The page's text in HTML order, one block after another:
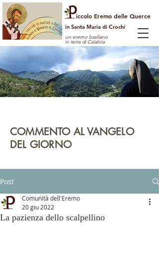
iccolo Eremo delle Querce
in Santa Maria di Crochi
un eremo basiliano
in terra di Calabria
COMMENTO AL VANGELO
DEL GIORNO
Post
La pazienza dello scalpellino
Comunità dell'Eremo
20 giu 2022